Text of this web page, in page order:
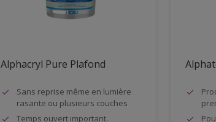
Alphacryl Pure Plafond
Sans reprise même en lumière
rasante ou plusieurs couches
Temps ouvert important.